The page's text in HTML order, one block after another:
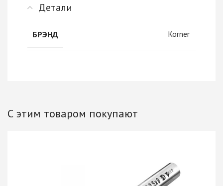
Детали
БРЭНД Korner
С этим товаром покупают